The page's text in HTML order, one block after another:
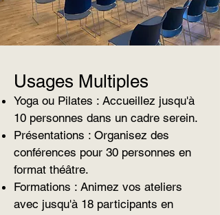
Usages Multiples
Yoga ou Pilates : Accueillez jusqu'à
10 personnes dans un cadre serein.
Présentations : Organisez des
conférences pour 30 personnes en
format théâtre.
Formations : Animez vos ateliers
avec jusqu'à 18 participants en